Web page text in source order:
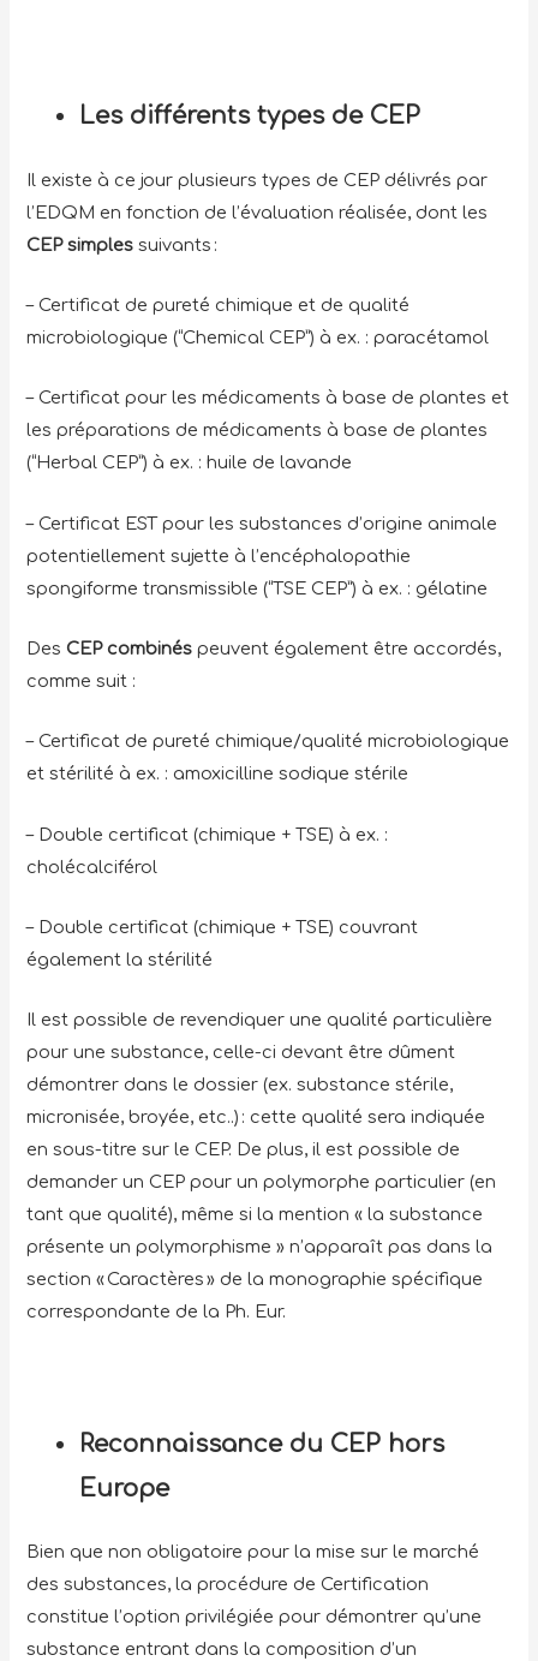
Les différents types de CEP
Il existe à ce jour plusieurs types de CEP délivrés par
l’EDQM en fonction de l’évaluation réalisée, dont les
CEP simples suivants :
– Certificat de pureté chimique et de qualité
microbiologique (“Chemical CEP”) à ex. : paracétamol
– Certificat pour les médicaments à base de plantes et
les préparations de médicaments à base de plantes
(“Herbal CEP”) à ex. : huile de lavande
– Certificat EST pour les substances d’origine animale
potentiellement sujette à l’encéphalopathie
spongiforme transmissible (“TSE CEP”) à ex. : gélatine
Des CEP combinés peuvent également être accordés,
comme suit :
– Certificat de pureté chimique/qualité microbiologique
et stérilité à ex. : amoxicilline sodique stérile
– Double certificat (chimique + TSE) à ex. :
cholécalciférol
– Double certificat (chimique + TSE) couvrant
également la stérilité
Il est possible de revendiquer une qualité particulière
pour une substance, celle-ci devant être dûment
démontrer dans le dossier (ex. substance stérile,
micronisée, broyée, etc..) : cette qualité sera indiquée
en sous-titre sur le CEP. De plus, il est possible de
demander un CEP pour un polymorphe particulier (en
tant que qualité), même si la mention « la substance
présente un polymorphisme » n’apparaît pas dans la
section « Caractères » de la monographie spécifique
correspondante de la Ph. Eur.
Reconnaissance du CEP hors
Europe
Bien que non obligatoire pour la mise sur le marché
des substances, la procédure de Certification
constitue l’option privilégiée pour démontrer qu’une
substance entrant dans la composition d’un